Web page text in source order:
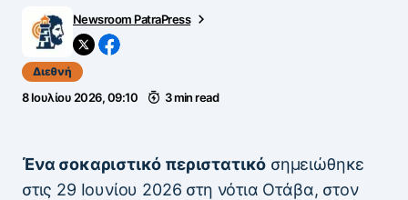
Newsroom PatraPress
Διεθνή
8 Ιουλίου 2026, 09:10 3 min read
Ένα σοκαριστικό περιστατικό σημειώθηκε
στις 29 Ιουνίου 2026 στη νότια Οτάβα, στον